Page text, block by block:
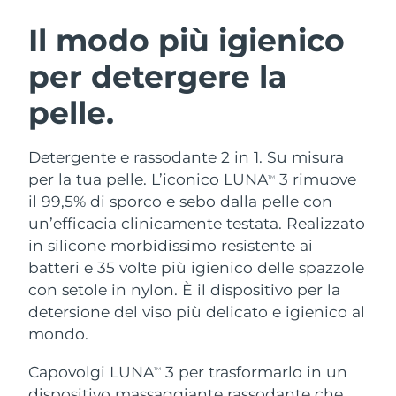
Il modo più igienico
per detergere la
pelle.
Detergente e rassodante 2 in 1. Su misura
per la tua pelle. L’iconico LUNATM
3 rimuove
il 99,5% di sporco e sebo dalla pelle con
un’efficacia clinicamente testata. Realizzato
in silicone morbidissimo resistente ai
batteri e 35 volte più igienico delle spazzole
con setole in nylon. È il dispositivo per la
detersione del viso più delicato e igienico al
mondo.
Capovolgi LUNATM
3 per trasformarlo in un
Detersione viso
Anti-aging massage
LUNA™ 4 Plus
Massage, LED heating
LUNA™ 4 Men
Microcurrent toning
BEAR™ 2 go
Microcurrent toning on-the-go
BEAR™ 2 eyes & lips
Idratazione
UFO™ 3 pacchetto
Deep facial hydration
UFO™ 3 LED
device
Igiene orale
issa™ 4
Hybrid silicone sonic toothbrush
TRATTAMENTI ANTI-AGE FAQ™
Anti-age Trattamenti LED
NEW
Austria Consegna stimata
Bahrein Consegna stimata
Belgio
Bermuda Consegna stimata 16/8/26
Bosnia ed
Erzegovina
Consegna stimata13/8/26
Brunei Consegna stimata
Bulgaria Consegna stimata 10/8/26
Canada
Cile Consegna stimata 14/8/26